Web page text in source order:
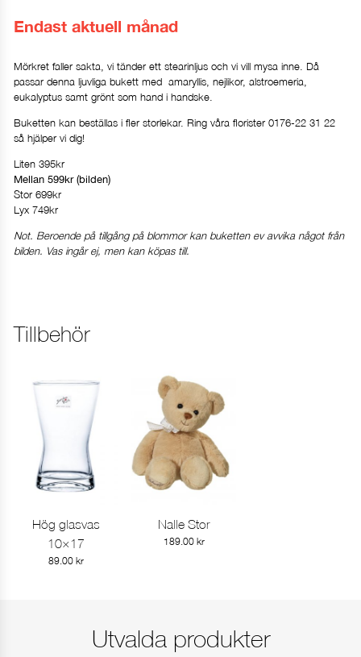
Endast aktuell månad
Mörkret faller sakta, vi tänder ett stearinljus och vi vill mysa inne. Då
passar denna ljuvliga bukett med amaryllis, nejlikor, alstroemeria,
eukalyptus samt grönt som hand i handske.
Buketten kan beställas i fler storlekar. Ring våra florister 0176-22 31 22
så hjälper vi dig!
Liten 395kr
Mellan 599kr (bilden)
Stor 699kr
Lyx 749kr
Not. Beroende på tillgång på blommor kan buketten ev avvika något från
bilden. Vas ingår ej, men kan köpas till.
Tillbehör
visa produkt
Hög glasvas
10×17
89.00 kr
visa produkt
Nalle Stor
189.00 kr
Utvalda produkter
Ange leveransdag
I morgon
Annat datum